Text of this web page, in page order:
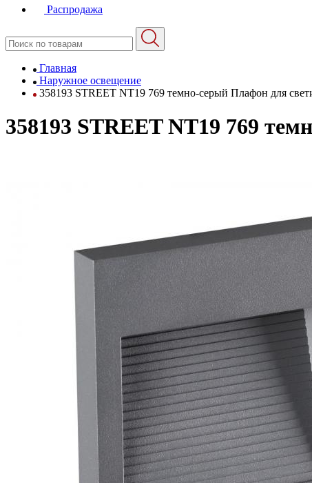
Распродажа
Главная
Наружное освещение
358193 STREET NT19 769 темно-серый Плафон для
358193 STREET NT19 769